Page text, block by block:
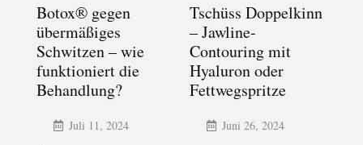
Botox® gegen
übermäßiges
Schwitzen – wie
funktioniert die
Behandlung?
Juli 11, 2024
Tschüss Doppelkinn
– Jawline-
Contouring mit
Hyaluron oder
Fettwegspritze
Juni 26, 2024